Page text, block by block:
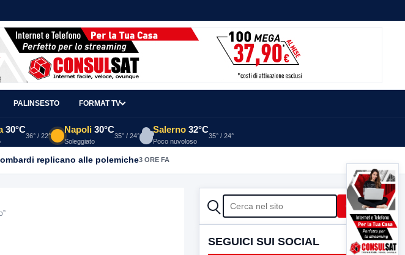
PALINSESTO FORMAT TV
30°C
36° / 22°
Napoli 30°C
Soleggiato
35° / 24°
Salerno 32°C
Poco nuvoloso
35° / 24°
replicano alle polemiche3 ORE FA
CERCA Cerca
SEGUICI SUI SOCIAL